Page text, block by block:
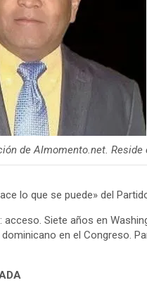
de Almomento.net. Reside
lo que se puede» del
Siete años en
en el Congreso.